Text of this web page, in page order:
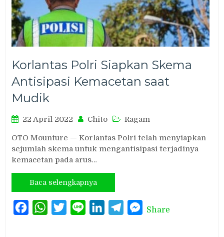
Korlantas Polri Siapkan Skema
Antisipasi Kemacetan saat
Mudik
22 April 2022 Chito Ragam
OTO Mounture — Korlantas Polri telah menyiapkan
sejumlah skema untuk mengantisipasi terjadinya
kemacetan pada arus…
Baca selengkapnya
FacebookWhatsAppTwitterLine LinkedInTelegramMessenger
Share